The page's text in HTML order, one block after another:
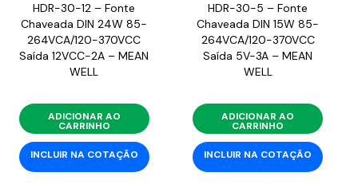
HDR-30-12 – Fonte
Chaveada DIN 24W 85-
264VCA/120-370VCC
Saída 12VCC-2A – MEAN
WELL
ADICIONAR AO
CARRINHO
INCLUIR NA COTAÇÃO
HDR-30-5 – Fonte
Chaveada DIN 15W 85-
264VCA/120-370VCC
Saída 5V-3A – MEAN
WELL
ADICIONAR AO
CARRINHO
INCLUIR NA COTAÇÃO